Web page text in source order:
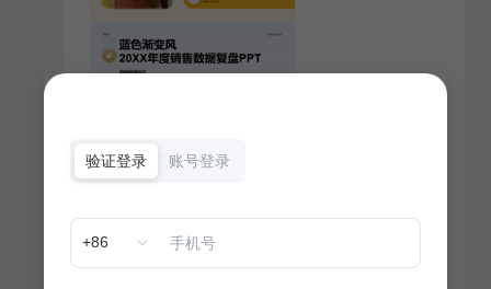
验证登录 账号登录
+86